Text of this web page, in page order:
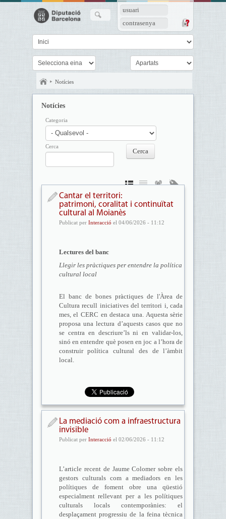
usuari
contrasenya
Notícies
Notícies
Categoria
Cerca
Cantar el territori:
patrimoni, coralitat i continuïtat
cultural al Moianès
Publicat per Interacció el 04/06/2026 - 11:12
Lectures del banc
Llegir les pràctiques per entendre la política
cultural local
El banc de bones pràctiques de l'Àrea de
Cultura recull iniciatives del territori i, cada
mes, el CERC en destaca una. Aquesta sèrie
proposa una lectura d’aquests casos que no
se centra en descriure’ls ni en validar-los,
sinó en entendre què posen en joc a l’hora de
construir política cultural des de l’àmbit
local.
La mediació com a infraestructura
invisible
Publicat per Interacció el 02/06/2026 - 11:12
L’article recent de Jaume Colomer sobre els
gestors culturals com a mediadors en les
polítiques de foment obre una qüestió
especialment rellevant per a les polítiques
culturals locals contemporànies: el
desplaçament progressiu de la feina tècnica